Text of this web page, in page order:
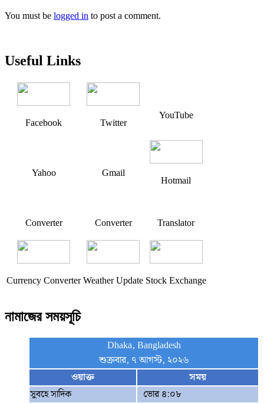
You must be logged in to post a comment.
Useful Links
Facebook Twitter
YouTube
Yahoo Gmail
Hotmail
Converter Converter Translator
Currency Converter Weather Update Stock Exchange
নামাজের সময়সূচি
Dhaka, Bangladesh
শুক্রবার, ৭ আগস্ট, ২০২৬
ওয়াক্ত
সময়
সুবহে সাদিক
ভোর ৪:০৮